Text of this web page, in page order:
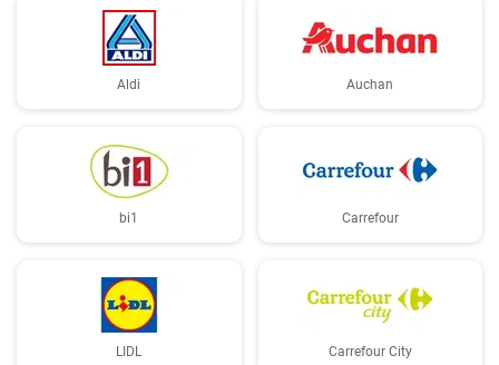
Aldi Auchan
bi1 Carrefour
LIDL Carrefour City